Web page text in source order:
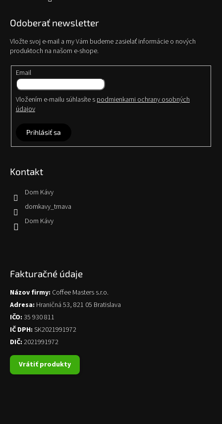
Odoberať newsletter
Vložte svoj e-mail a my Vám budeme zasielať informácie o nových
produktoch na našom e-shope.
Email
Vložením e-mailu súhlasíte s podmienkami ochrany osobných
údajov
Prihlásiť sa
Kontakt
Dom Kávy
domkavy_trnava
Dom Kávy
Fakturačné údaje
Názov firmy: Coffee Masters s.r.o.
Adresa: Hraničná 53, 821 05 Bratislava
IČO: 35 930 811
IČ DPH: SK2021991972
DIČ: 2021991972
Vrátiť produkty